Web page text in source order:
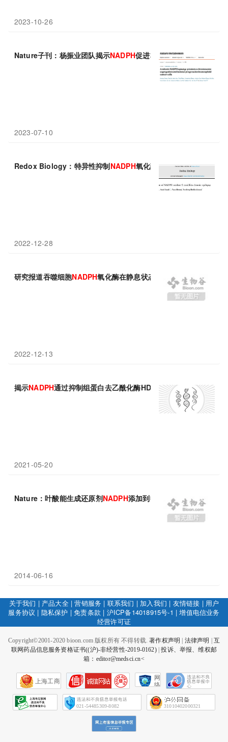
2023-10-26
Nature子刊：杨振业团队揭示NADPH促进非整倍体肿瘤细胞分裂
2023-07-10
Redox Biology：特异性抑制NADPH氧化酶2修饰慢性癫痫
2022-12-28
研究报道吞噬细胞NADPH氧化酶在静息状态的高分辨结构（图片
2022-12-13
揭示NADPH通过抑制组蛋白去乙酰化酶HDAC3活性参与代际遗传
2021-05-20
Nature：叶酸能生成还原剂NADPH添加到收藏夹
2014-06-16
关于我们 | 产品大全|营销服务 | 联系我们 | 加入我们 | 友情链接 | 用户
服务协议 | 隐私保护 |免责条款 | 沪ICP备14018915号-1 |增值电信业务
经营许可证
Copyright©2001-2020 bioon.com 版权所有 不得转载.著作权声明 法律声明
互
联网药品信息服务资格证书((沪)-非经营性-2019-0162)|投诉、举报、维权邮
箱：editor@medsci.cn<
上海工商
网
络
会
征
021-54485309-8082 31010402000321